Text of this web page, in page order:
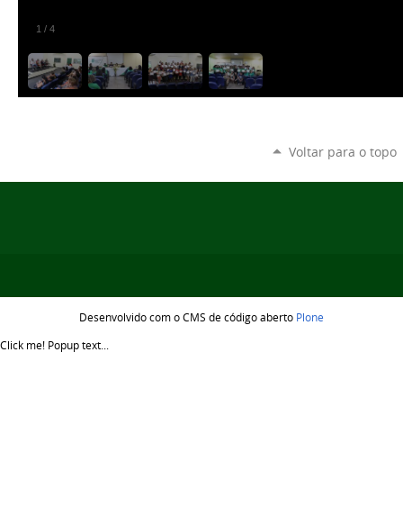
1 / 4
Voltar para o topo
Desenvolvido com o CMS de código aberto Plone
Click me! Popup text...